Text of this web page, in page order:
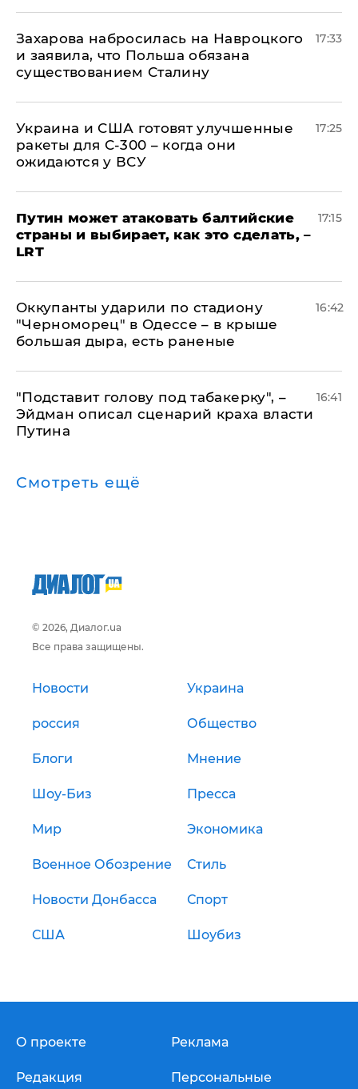
​Захарова набросилась на Навроцкого
и заявила, что Польша обязана
существованием Сталину
17:33
Украина и США готовят улучшенные
ракеты для С-300 – когда они
ожидаются у ВСУ
17:25
Путин может атаковать балтийские
страны и выбирает, как это сделать, –
LRT
17:15
Оккупанты ударили по стадиону
"Черноморец" в Одессе – в крыше
большая дыра, есть раненые
16:42
​"Подставит голову под табакерку", –
Эйдман описал сценарий краха власти
Путина
16:41
Смотреть ещё
© 2026, Диалог.ua
Все права защищены.
Новости Украина
россия Общество
Блоги Мнение
Шоу-Биз Пресса
Мир Экономика
Военное Обозрение Стиль
Новости Донбасса Спорт
США Шоубиз
О проекте
Редакция
Реклама
Персональные